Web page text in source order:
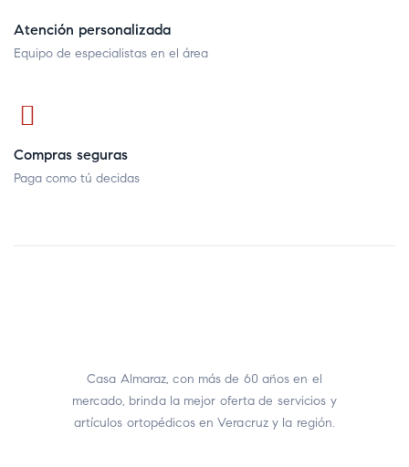
Atención personalizada
Equipo de especialistas en el área
Compras seguras
Paga como tú decidas
Casa Almaraz, con más de 60 años en el
mercado, brinda la mejor oferta de servicios y
artículos ortopédicos en Veracruz y la región.